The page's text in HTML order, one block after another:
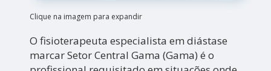
Clique na imagem para expandir
O fisioterapeuta especialista em diástase
marcar Setor Central Gama (Gama) é o